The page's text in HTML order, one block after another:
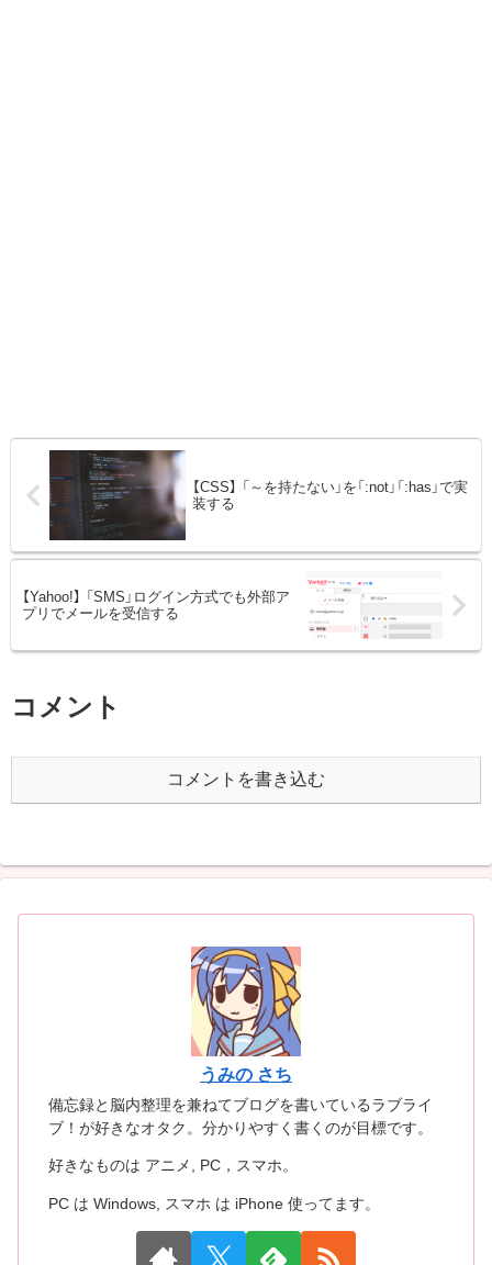
【CSS】 「～を持たない」を「:not」「:has」で実
装する
【Yahoo!】 「SMS」ログイン方式でも外部ア
プリでメールを受信する
コメント
コメントを書き込む
うみの さち
備忘録と脳内整理を兼ねてブログを書いているラブライ
ブ！が好きなオタク。分かりやすく書くのが目標です。
好きなものは アニメ, PC，スマホ。
PC は Windows, スマホ は iPhone 使ってます。